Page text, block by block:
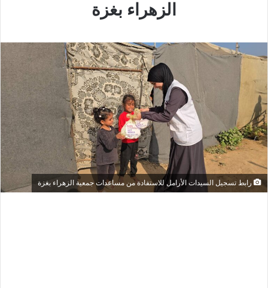
الزهراء بغزة
رابط تسجيل السيدات الأرامل للاستفادة من مساعدات جمعية الزهراء بغزة